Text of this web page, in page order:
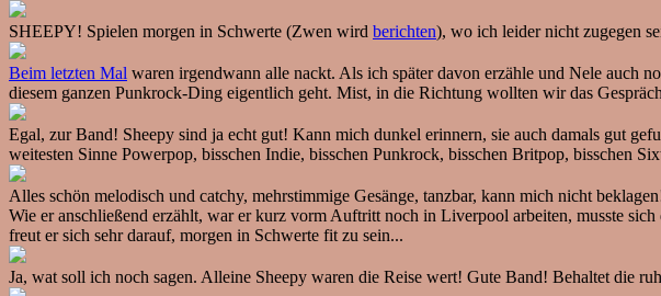
SHEEPY! Spielen morgen in Schwerte (Zwen wird berichten), wo ich leider nicht zugegen
Beim letzten Mal waren irgendwann alle nackt. Als ich später davon erzähle und Nele auch
diesem ganzen Punkrock-Ding eigentlich geht. Mist, in die Richtung wollten wir das
Egal, zur Band! Sheepy sind ja echt gut! Kann mich dunkel erinnern, sie auch damals gut
weitesten Sinne Powerpop, bisschen Indie, bisschen Punkrock, bisschen Britpop, bisschen
Alles schön melodisch und catchy, mehrstimmige Gesänge, tanzbar, kann mich nicht
Wie er anschließend erzählt, war er kurz vorm Auftritt noch in Liverpool arbeiten, musste
freut er sich sehr darauf, morgen in Schwerte fit zu sein...
Ja, wat soll ich noch sagen. Alleine Sheepy waren die Reise wert! Gute Band! Behaltet die